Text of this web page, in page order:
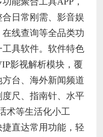
日常刚需、影音娱
线查询等全品类功
具软件。软件特色
影视解析模块，覆
台、海外新闻频道
尺、指南针、水平
术等生活化小工
直达常用功能，轻